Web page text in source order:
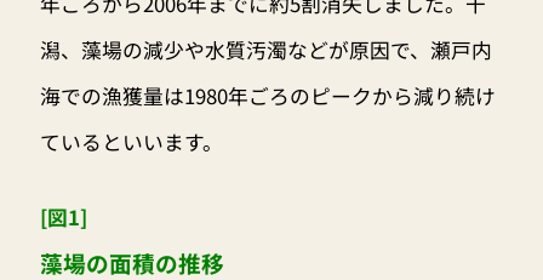
潟、藻場の減少や水質汚濁などが原因で、瀬戸内
海での漁獲量は1980年ごろのピークから減り続け
ているといいます。
[図1]
藻場の面積の推移